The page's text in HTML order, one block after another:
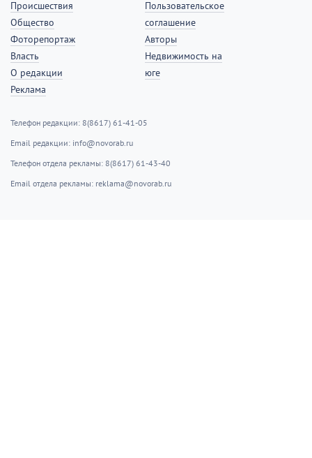
Происшествия
Общество
Фоторепортаж
Власть
О редакции
Реклама
Пользовательское
соглашение
Авторы
Недвижимость на
юге
Телефон редакции: 8(8617) 61-41-05
Email редакции: info@novorab.ru
Телефон отдела рекламы: 8(8617) 61-43-40
Email отдела рекламы: reklama@novorab.ru